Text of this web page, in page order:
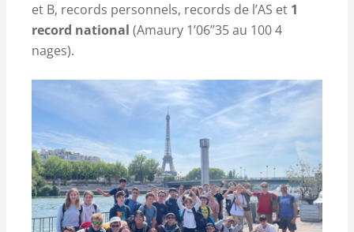
et B, records personnels, records de l’AS et 1
record national (Amaury 1’06’’35 au 100 4
nages).